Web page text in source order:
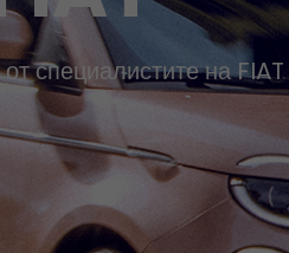
специалистите на FIAT